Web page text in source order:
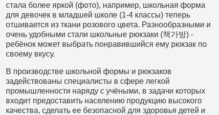
Детские экскурсии
+7 (966) 286 54 19
Туры в Китай
стала более яркой (фото), например, школьная форма
для девочек в младшей школе (1-4 классы) теперь
отшивается из ткани розового цвета. Разнообразными и
очень удобными стали школьные рюкзаки (책가방) -
ребёнок может выбрать понравившийся ему рюкзак по
своему вкусу.
В производстве школьной формы и рюкзаков
задействованы специалисты в сфере легкой
промышленности наряду с учёными, в задачи которых
входит предоставить населению продукцию высокого
качества, сделать ее безопасной для здоровья детей и